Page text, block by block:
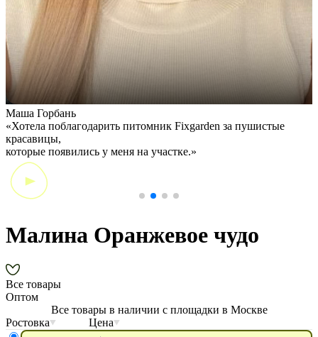
Маша Горбань
«Хотела поблагодарить питомник Fixgarden за пушистые
красавицы,
которые появились у меня на участке.»
Малина Оранжевое чудо
Все товары
Оптом
Все товары в наличии с площадки в Москве
Ростовка
Цена